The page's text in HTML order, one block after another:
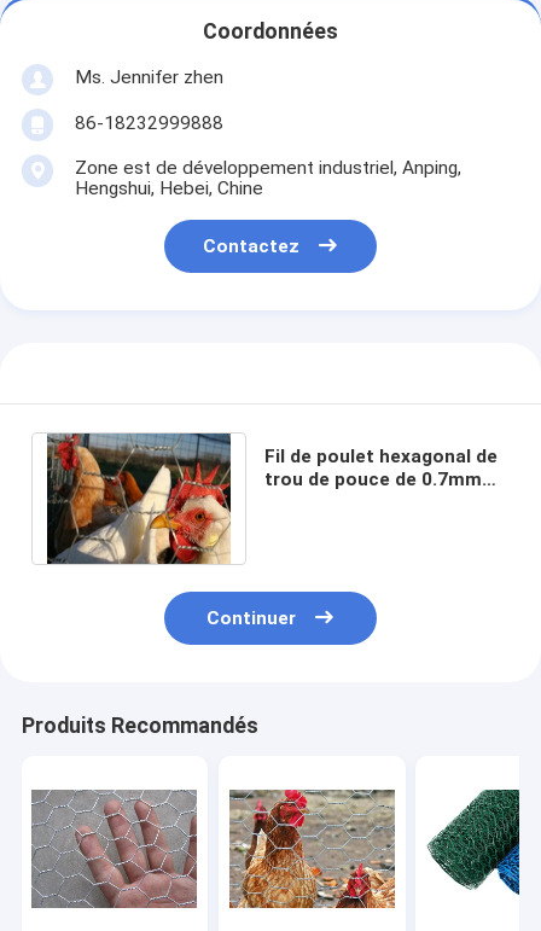
Coordonnées
Ms. Jennifer zhen
86-18232999888
Zone est de développement industriel, Anping,
Hengshui, Hebei, Chine
Contactez
Fil de poulet hexagonal de
trou de pouce de 0.7mm
Continuer
Produits Recommandés